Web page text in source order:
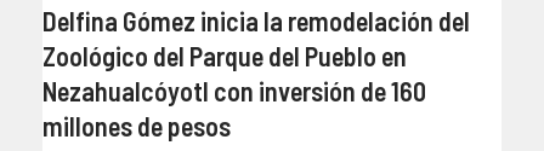
Delfina Gómez inicia la remodelación del
Zoológico del Parque del Pueblo en
Nezahualcóyotl con inversión de 160
millones de pesos